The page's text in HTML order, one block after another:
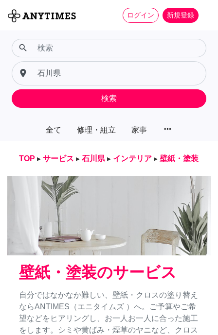
ログイン 新規登録
全て 修理・組立 家事 more_horiz
search
place
検索
TOP ▸ サービス ▸ 石川県 ▸ インテリア ▸ 壁紙・塗装
壁紙・塗装のサービス
自分ではなかなか難しい、壁紙・クロスの塗り替え
ならANTIMES（エニタイムズ ）へ。ご予算やご希
望などをヒアリングし、お一人お一人に合った施工
をします。シミや黄ばみ・煙草のヤニなど、クロス